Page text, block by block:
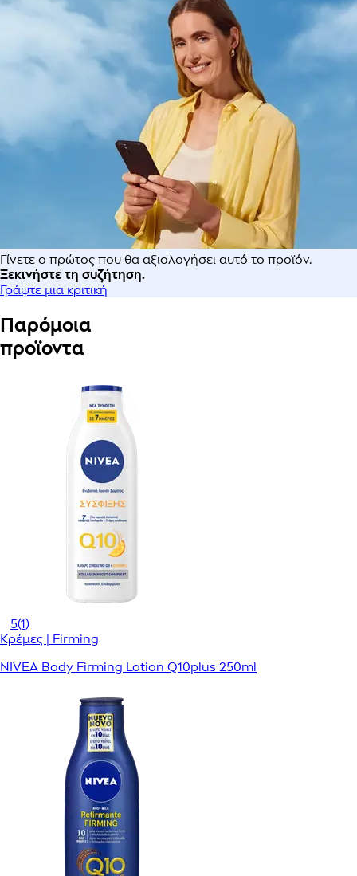
Γίνετε ο πρώτος που θα αξιολογήσει αυτό το προϊόν.
Ξεκινήστε τη συζήτηση.
Γράψτε μια κριτική
Παρόμοια
προϊοντα
5(1)
Κρέμες | Firming
NIVEA Body Firming Lotion Q10plus 250ml